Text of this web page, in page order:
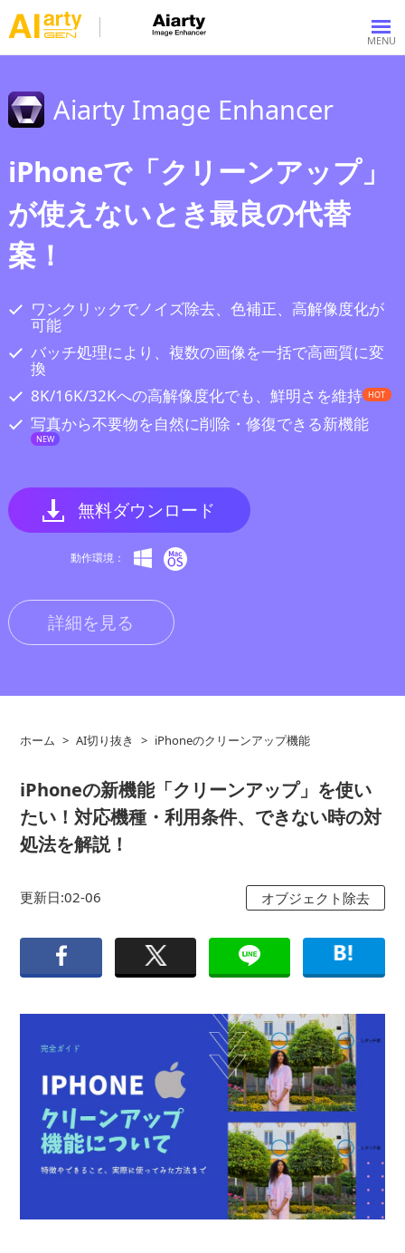
Aiarty Image Enhancer
iPhoneで「クリーンアップ」
が使えないとき最良の代替
案！
ワンクリックでノイズ除去、色補正、高解像度化が
可能
バッチ処理により、複数の画像を一括で高画質に変
換
8K/16K/32Kへの高解像度化でも、鮮明さを維持 HOT
写真から不要物を自然に削除・修復できる新機能
NEW
無料ダウンロード
動作環境：
詳細を見る
ホーム > AI切り抜き > iPhoneのクリーンアップ機能
iPhoneの新機能「クリーンアップ」を使い
たい！対応機種・利用条件、できない時の対
処法を解説！
更新日:02-06 オブジェクト除去